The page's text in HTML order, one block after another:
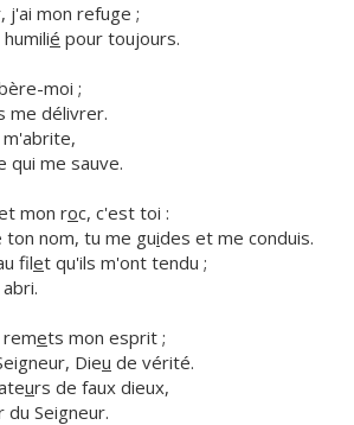
j'ai mon refuge ;
é pour toujours.
moi ;
me délivrer.
qui me sauve.
mon roc, c'est toi :
ton nom, tu me guides et me conduis.
filet qu'ils m'ont tendu ;
remets mon esprit ;
Dieu de vérité.
urs de faux dieux,
du Seigneur.